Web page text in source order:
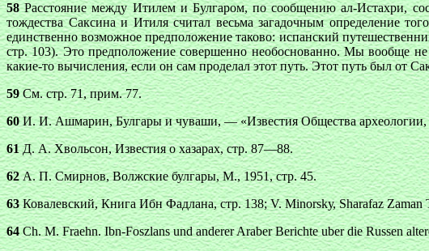
58Расстояние между Итилем и Булгаром, по сообщению ал-Истахри,
тождества Саксина и Итиля считал весьма загадочным определение
единственно возможное предположение таково: испанский
стр. 103). Это предположение совершенно необоснованно. Мы вообще
какие-то вычисления, если он сам проделал этот путь. Этот путь был от
59См. стр. 71, прим. 77.
60И. И. Ашмарин, Булгары и чуваши, — «Известия Общества археологии,
61Д. А. Хвольсон, Известия о хазарах, стр. 87—88.
62А. П. Смирнов, Волжские булгары, М., 1951, стр. 45.
63Ковалевский, Книга Ибн Фадлана, стр. 138; V. Мinоrskу, Sharafaz Zaman
64Ch. M. Fraehn. Ibn-Foszlans und anderer Araber Berichte uber die Russen